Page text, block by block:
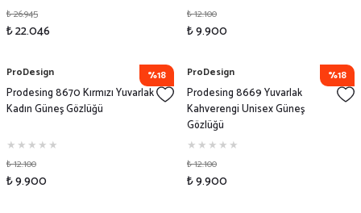
₺ 26.945
₺ 22.046
₺ 12.100
₺ 9.900
%18
ProDesign
Prodesing 8670 Kırmızı Yuvarlak
Kadın Güneş Gözlüğü
₺ 12.100
₺ 9.900
%18
ProDesign
Prodesing 8669 Yuvarlak
Kahverengi Unisex Güneş
Gözlüğü
₺ 12.100
₺ 9.900